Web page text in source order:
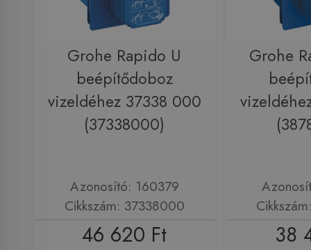
Grohe Rapido U
beépítődoboz
vizeldéhez 37338 000
(37338000)
Azonosító: 160379
Cikkszám: 37338000
46 620 Ft
Grohe
38